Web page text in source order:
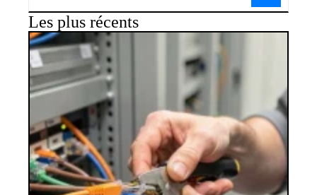
Les plus récents